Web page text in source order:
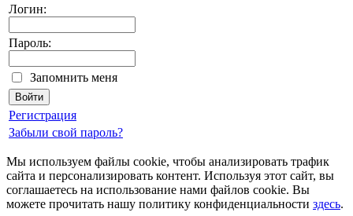
Логин:
Пароль:
Запомнить меня
Регистрация
Забыли свой пароль?
Мы используем файлы cookie, чтобы анализировать трафик
сайта и персонализировать контент. Используя этот сайт, вы
соглашаетесь на использование нами файлов cookie. Вы
можете прочитать нашу политику конфиденциальности здесь.